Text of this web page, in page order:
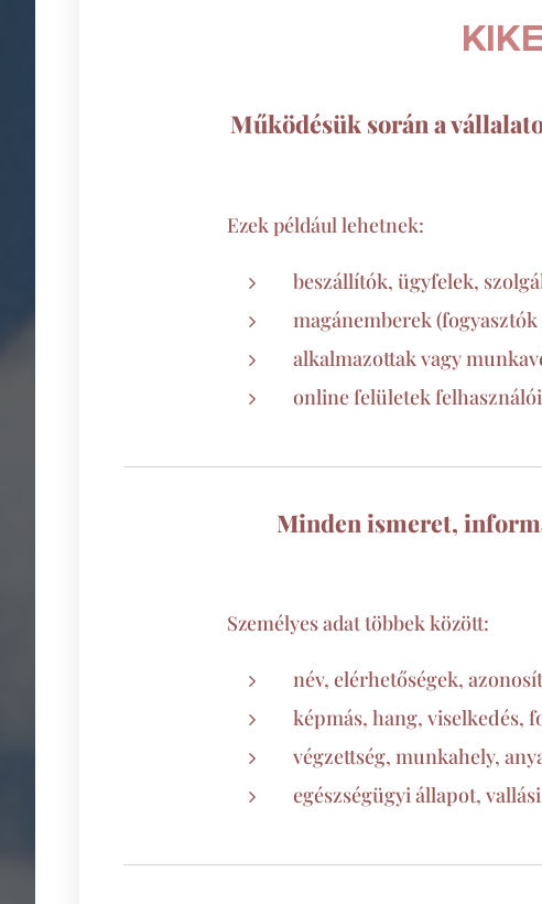
Működésük során a
Ezek például lehetnek:
beszállítók, ügyfelek,
magánemberek
alkalmazottak vagy
online felületek
Minden ismeret,
Személyes adat többek között:
név, elérhetőségek,
képmás, hang, viselkedés,
végzettség, munkahely,
egészségügyi állapot,